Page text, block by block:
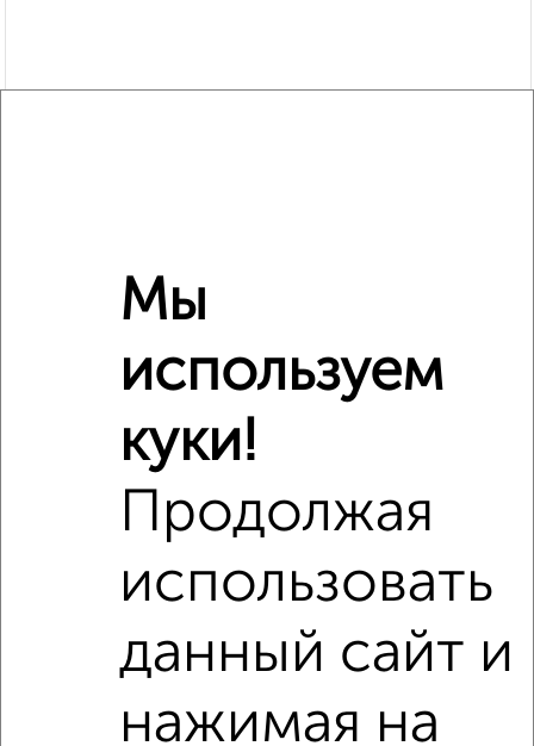
Рядом, с меньшей ценой
Недалеко от 50 лет Октября 63А с ценой ниже
Комната в общежитии, 11м², 5/9 этаж
Мы
используем
куки!
Продолжая
использовать
данный сайт и
нажимая на